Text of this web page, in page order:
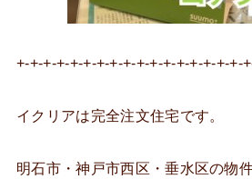
+-+-+-+-+-+-+-+-+-+-+-+-+-+-+-+-+-
イクリアは完全注文住宅です。
明石市・神戸市西区・垂水区の物